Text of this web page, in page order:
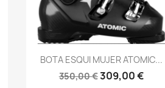
Vista rápida
BOTA ESQUI MUJER ATOMIC...
350,00 €309,00 €